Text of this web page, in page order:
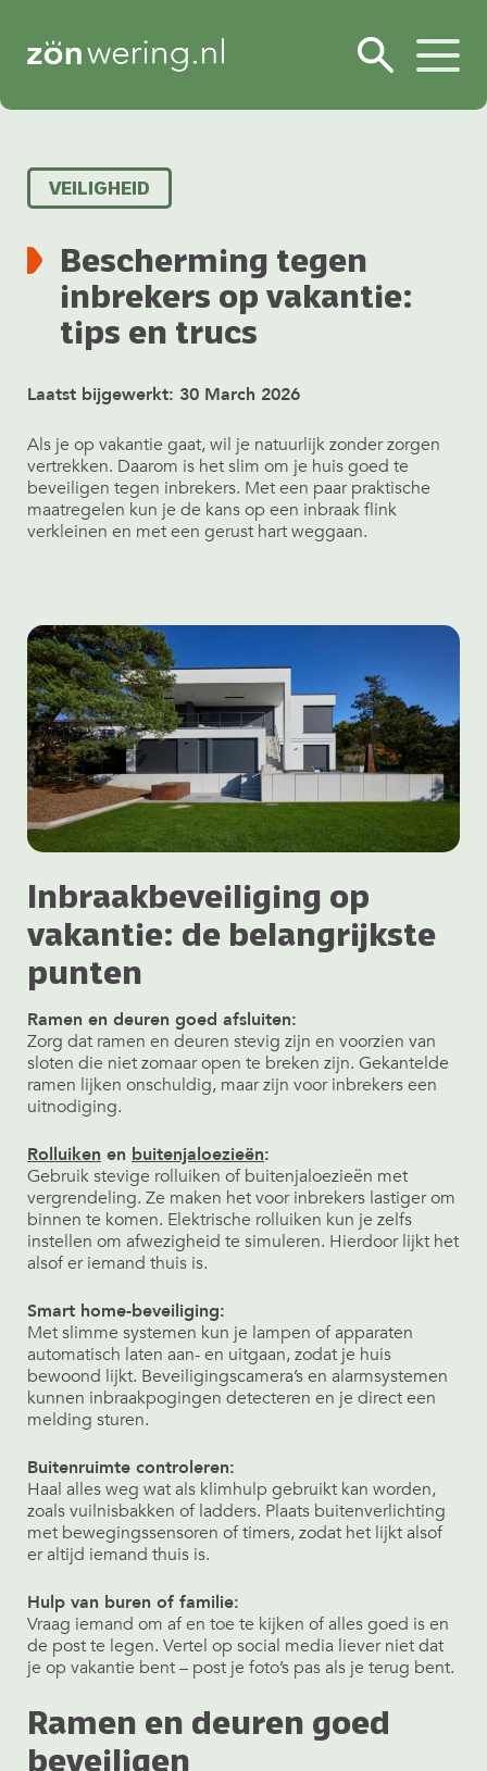
VEILIGHEID
Bescherming tegen
inbrekers op vakantie:
tips en trucs
Laatst bijgewerkt: 30 March 2026
Als je op vakantie gaat, wil je natuurlijk zonder zorgen
vertrekken. Daarom is het slim om je huis goed te
beveiligen tegen inbrekers. Met een paar praktische
maatregelen kun je de kans op een inbraak flink
verkleinen en met een gerust hart weggaan.
Inbraakbeveiliging op
vakantie: de belangrijkste
punten
Ramen en deuren goed afsluiten:
Zorg dat ramen en deuren stevig zijn en voorzien van
sloten die niet zomaar open te breken zijn. Gekantelde
ramen lijken onschuldig, maar zijn voor inbrekers een
uitnodiging.
Rolluiken en buitenjaloezieën:
Gebruik stevige rolluiken of buitenjaloezieën met
vergrendeling. Ze maken het voor inbrekers lastiger om
binnen te komen. Elektrische rolluiken kun je zelfs
instellen om afwezigheid te simuleren. Hierdoor lijkt het
alsof er iemand thuis is.
Smart home-beveiliging:
Met slimme systemen kun je lampen of apparaten
automatisch laten aan- en uitgaan, zodat je huis
bewoond lijkt. Beveiligingscamera’s en alarmsystemen
kunnen inbraakpogingen detecteren en je direct een
melding sturen.
Buitenruimte controleren:
Haal alles weg wat als klimhulp gebruikt kan worden,
zoals vuilnisbakken of ladders. Plaats buitenverlichting
met bewegingssensoren of timers, zodat het lijkt alsof
er altijd iemand thuis is.
Hulp van buren of familie:
Vraag iemand om af en toe te kijken of alles goed is en
de post te legen. Vertel op social media liever niet dat
je op vakantie bent – post je foto’s pas als je terug bent.
Ramen en deuren goed
beveiligen